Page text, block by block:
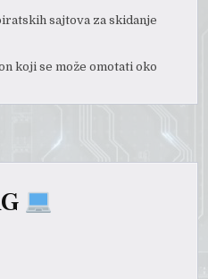
sajtova za skidanje
koji se može omotati oko